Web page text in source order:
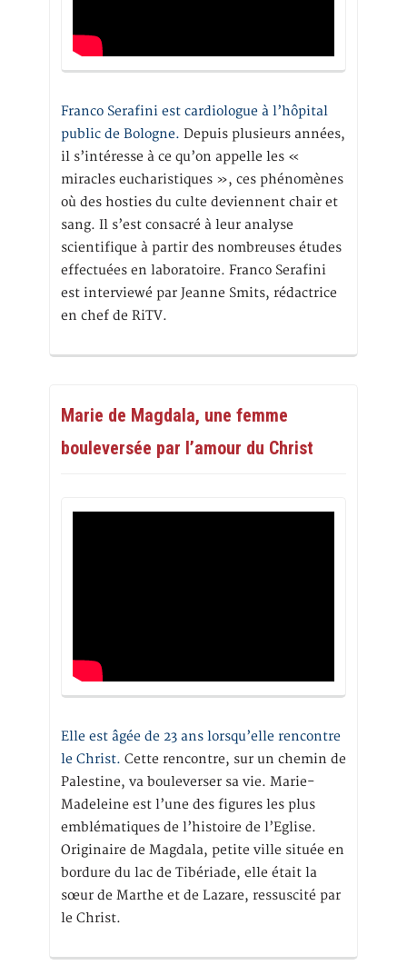
Franco Serafini est cardiologue à l’hôpital
public de Bologne. Depuis plusieurs années,
il s’intéresse à ce qu’on appelle les «
miracles eucharistiques », ces phénomènes
où des hosties du culte deviennent chair et
sang. Il s’est consacré à leur analyse
scientifique à partir des nombreuses études
effectuées en laboratoire. Franco Serafini
est interviewé par Jeanne Smits, rédactrice
en chef de RiTV.
Marie de Magdala, une femme
bouleversée par l’amour du Christ
Elle est âgée de 23 ans lorsqu’elle rencontre
le Christ. Cette rencontre, sur un chemin de
Palestine, va bouleverser sa vie. Marie-
Madeleine est l’une des figures les plus
emblématiques de l’histoire de l’Eglise.
Originaire de Magdala, petite ville située en
bordure du lac de Tibériade, elle était la
sœur de Marthe et de Lazare, ressuscité par
le Christ.